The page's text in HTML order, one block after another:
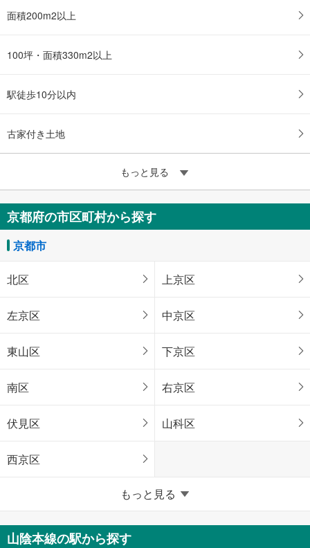
面積200m2以上
100坪・面積330m2以上
駅徒歩10分以内
古家付き土地
もっと見る
京都府の市区町村から探す
京都市
北区 上京区
左京区 中京区
東山区 下京区
南区 右京区
伏見区 山科区
西京区
京都府のそのほかの地域
福知山市 舞鶴市
もっと見る
山陰本線の駅から探す